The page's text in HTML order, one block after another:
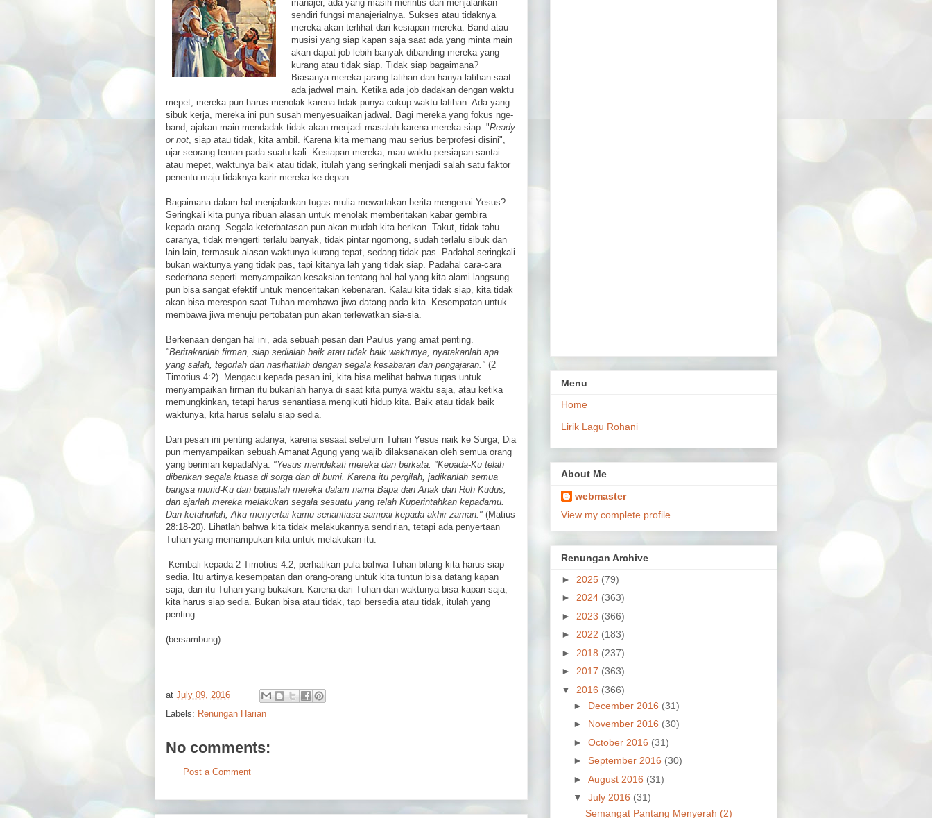
manajer, ada yang masih merintis dan menjalankan
sendiri fungsi manajerialnya. Sukses atau tidaknya
mereka akan terlihat dari kesiapan mereka. Band atau
musisi yang siap kapan saja saat ada yang minta main
akan dapat job lebih banyak dibanding mereka yang
kurang atau tidak siap. Tidak siap bagaimana?
Biasanya mereka jarang latihan dan hanya latihan saat
ada jadwal main. Ketika ada job dadakan dengan waktu
mepet, mereka pun harus menolak karena tidak punya cukup waktu latihan. Ada yang
sibuk kerja, mereka ini pun susah menyesuaikan jadwal. Bagi mereka yang fokus nge-
band, ajakan main mendadak tidak akan menjadi masalah karena mereka siap. "Ready
or not, siap atau tidak, kita ambil. Karena kita memang mau serius berprofesi disini",
ujar seorang teman pada suatu kali. Kesiapan mereka, mau waktu persiapan santai
atau mepet, waktunya baik atau tidak, itulah yang seringkali menjadi salah satu faktor
penentu maju tidaknya karir mereka ke depan.
Bagaimana dalam hal menjalankan tugas mulia mewartakan berita mengenai Yesus?
Seringkali kita punya ribuan alasan untuk menolak memberitakan kabar gembira
kepada orang. Segala keterbatasan pun akan mudah kita berikan. Takut, tidak tahu
caranya, tidak mengerti terlalu banyak, tidak pintar ngomong, sudah terlalu sibuk dan
lain-lain, termasuk alasan waktunya kurang tepat, sedang tidak pas. Padahal seringkali
bukan waktunya yang tidak pas, tapi kitanya lah yang tidak siap. Padahal cara-cara
sederhana seperti menyampaikan kesaksian tentang hal-hal yang kita alami langsung
pun bisa sangat efektif untuk menceritakan kebenaran. Kalau kita tidak siap, kita tidak
akan bisa merespon saat Tuhan membawa jiwa datang pada kita. Kesempatan untuk
membawa jiwa menuju pertobatan pun akan terlewatkan sia-sia.
Berkenaan dengan hal ini, ada sebuah pesan dari Paulus yang amat penting.
"Beritakanlah firman, siap sedialah baik atau tidak baik waktunya, nyatakanlah apa
yang salah, tegorlah dan nasihatilah dengan segala kesabaran dan pengajaran." (2
Timotius 4:2). Mengacu kepada pesan ini, kita bisa melihat bahwa tugas untuk
menyampaikan firman itu bukanlah hanya di saat kita punya waktu saja, atau ketika
memungkinkan, tetapi harus senantiasa mengikuti hidup kita. Baik atau tidak baik
waktunya, kita harus selalu siap sedia.
Dan pesan ini penting adanya, karena sesaat sebelum Tuhan Yesus naik ke Surga, Dia
pun menyampaikan sebuah Amanat Agung yang wajib dilaksanakan oleh semua orang
yang beriman kepadaNya. "Yesus mendekati mereka dan berkata: "Kepada-Ku telah
diberikan segala kuasa di sorga dan di bumi. Karena itu pergilah, jadikanlah semua
bangsa murid-Ku dan baptislah mereka dalam nama Bapa dan Anak dan Roh Kudus,
dan ajarlah mereka melakukan segala sesuatu yang telah Kuperintahkan kepadamu.
Dan ketahuilah, Aku menyertai kamu senantiasa sampai kepada akhir zaman." (Matius
28:18-20). Lihatlah bahwa kita tidak melakukannya sendirian, tetapi ada penyertaan
Tuhan yang memampukan kita untuk melakukan itu.
Kembali kepada 2 Timotius 4:2, perhatikan pula bahwa Tuhan bilang kita harus siap
sedia. Itu artinya kesempatan dan orang-orang untuk kita tuntun bisa datang kapan
saja, dan itu Tuhan yang bukakan. Karena dari Tuhan dan waktunya bisa kapan saja,
kita harus siap sedia. Bukan bisa atau tidak, tapi bersedia atau tidak, itulah yang
penting.
(bersambung)
at July 09, 2016
Labels: Renungan Harian
No comments:
Post a Comment
Menu
Home
Lirik Lagu Rohani
About Me
webmaster
View my complete profile
Renungan Archive
► 2025 (79)
► 2024 (363)
► 2023 (366)
► 2022 (183)
► 2018 (237)
► 2017 (363)
▼ 2016 (366)
► December 2016 (31)
► November 2016 (30)
► October 2016 (31)
► September 2016 (30)
► August 2016 (31)
▼ July 2016 (31)
Semangat Pantang Menyerah (2)